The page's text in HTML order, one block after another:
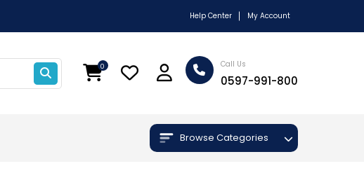
Help Center My Account
0 Call Us
0597-991-800
Browse Categories